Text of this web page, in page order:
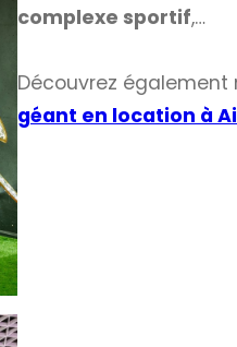
complexe sportif,…
Découvrez également
géant en location à